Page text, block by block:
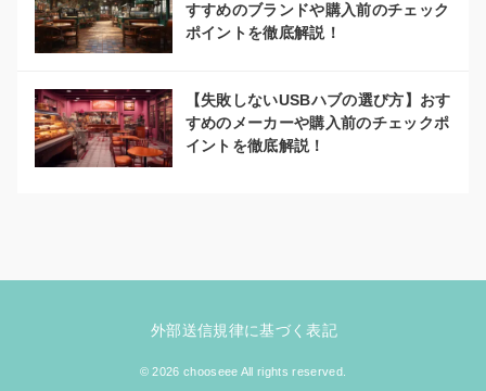
すすめのブランドや購入前のチェック
ポイントを徹底解説！
【失敗しないUSBハブの選び方】おす
すめのメーカーや購入前のチェックポ
イントを徹底解説！
外部送信規律に基づく表記
© 2026 chooseee All rights reserved.